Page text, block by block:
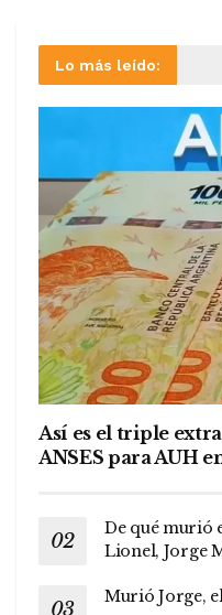
Lo más leído:
Así es el triple
ANSES para AUH
De qué murió
Lionel, Jorge
Murió Jorge,